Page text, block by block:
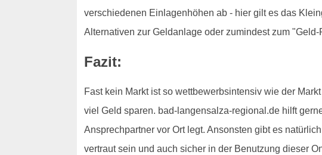
verschiedenen Einlagenhöhen ab - hier gilt es das
Alternativen zur Geldanlage oder zumindest zum
Fazit:
Fast kein Markt ist so wettbewerbsintensiv wie der
viel Geld sparen. bad-langensalza-regional.de hilft
Ansprechpartner vor Ort legt. Ansonsten gibt es
vertraut sein und auch sicher in der Benutzung dieser